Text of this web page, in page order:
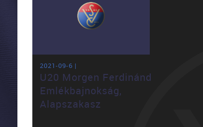
2021-09-6 |
U20 Morgen Ferdinánd
Emlékbajnokság,
Alapszakasz